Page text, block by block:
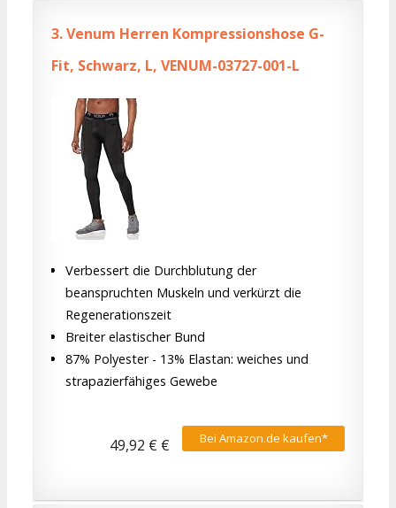
3.Venum Herren Kompressionshose G-
Fit, Schwarz, L, VENUM-03727-001-L
Verbessert die Durchblutung der
beanspruchten Muskeln und verkürzt die
Regenerationszeit
Breiter elastischer Bund
87% Polyester - 13% Elastan: weiches und
strapazierfähiges Gewebe
Bei Amazon.de kaufen*
49,92 € €